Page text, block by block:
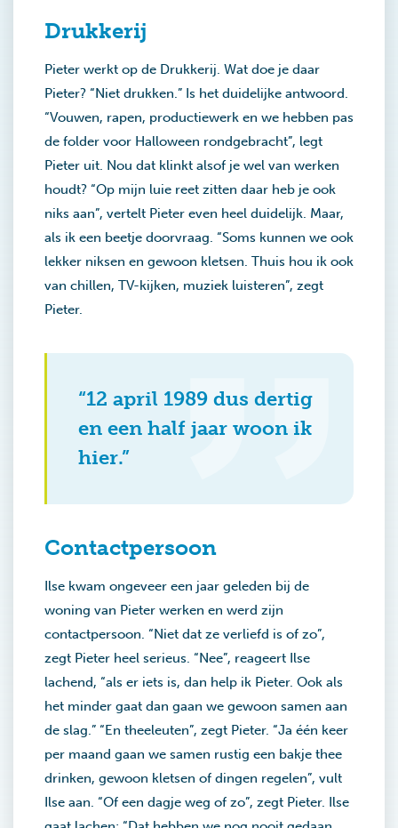
Drukkerij
Pieter werkt op de Drukkerij. Wat doe je daar
Pieter? “Niet drukken.” Is het duidelijke antwoord.
“Vouwen, rapen, productiewerk en we hebben pas
de folder voor Halloween rondgebracht”, legt
Pieter uit. Nou dat klinkt alsof je wel van werken
houdt? “Op mijn luie reet zitten daar heb je ook
niks aan”, vertelt Pieter even heel duidelijk. Maar,
als ik een beetje doorvraag. “Soms kunnen we ook
lekker niksen en gewoon kletsen. Thuis hou ik ook
van chillen, TV-kijken, muziek luisteren”, zegt
Pieter.
“12 april 1989 dus dertig
en een half jaar woon ik
hier.”
Contactpersoon
Ilse kwam ongeveer een jaar geleden bij de
woning van Pieter werken en werd zijn
contactpersoon. “Niet dat ze verliefd is of zo”,
zegt Pieter heel serieus. “Nee”, reageert Ilse
lachend, “als er iets is, dan help ik Pieter. Ook als
het minder gaat dan gaan we gewoon samen aan
de slag.” “En theeleuten”, zegt Pieter. “Ja één keer
per maand gaan we samen rustig een bakje thee
drinken, gewoon kletsen of dingen regelen”, vult
Ilse aan. “Of een dagje weg of zo”, zegt Pieter. Ilse